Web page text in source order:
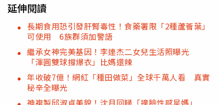
延伸閱讀
長期食用恐引發肝腎毒性！食藥署限「2種蘆薈葉」
可使用 6族群須加警語
繼承女神完美基因！李連杰二女兒生活照曝光
「渾圓雙球撐爆衣」比媽還辣
年收破7億！網紅「種田做菜」全球千萬人看 真實
秘辛全曝光
神複製邱淑貞美貌！沈月回歸「撞臉性感星媽」